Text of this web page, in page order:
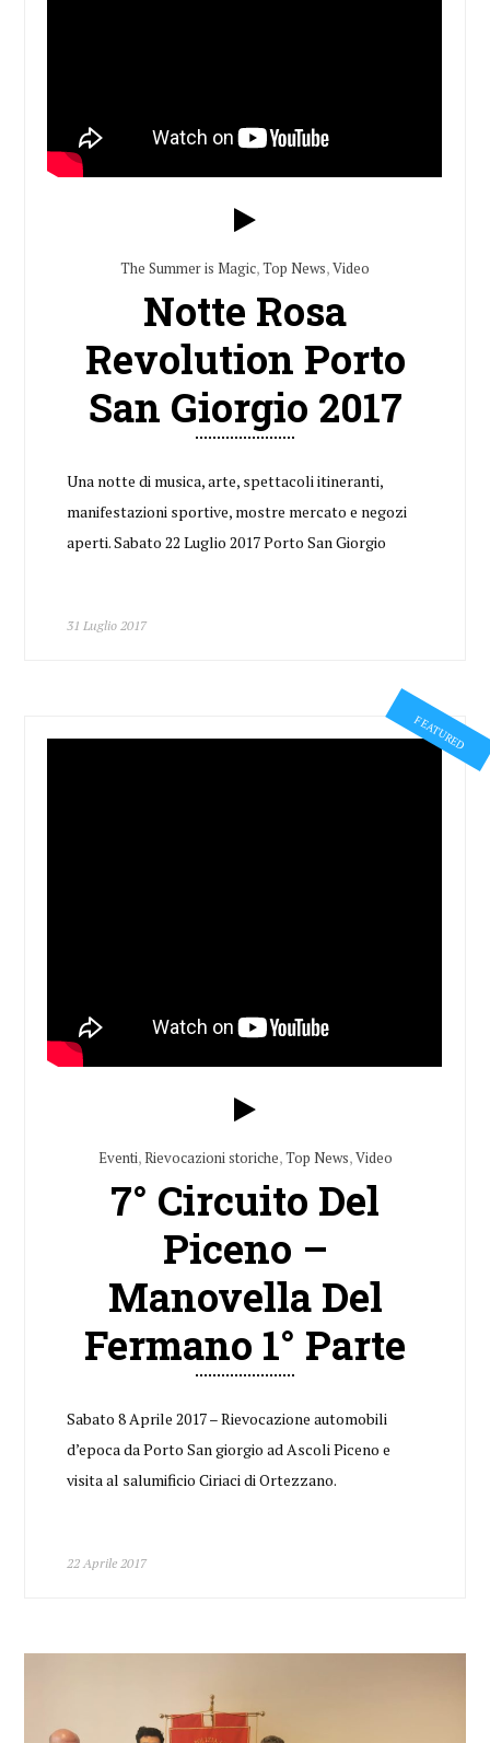
The Summer is Magic,Top News,Video
Notte Rosa
Revolution Porto
San Giorgio 2017
Una notte di musica, arte, spettacoli itineranti,
manifestazioni sportive, mostre mercato e negozi
aperti. Sabato 22 Luglio 2017 Porto San Giorgio
31 Luglio 2017
FEATURED
Eventi,Rievocazioni storiche,Top News,Video
7° Circuito Del
Piceno –
Manovella Del
Fermano 1° Parte
Sabato 8 Aprile 2017 – Rievocazione automobili
d’epoca da Porto San giorgio ad Ascoli Piceno e
visita al salumificio Ciriaci di Ortezzano.
22 Aprile 2017